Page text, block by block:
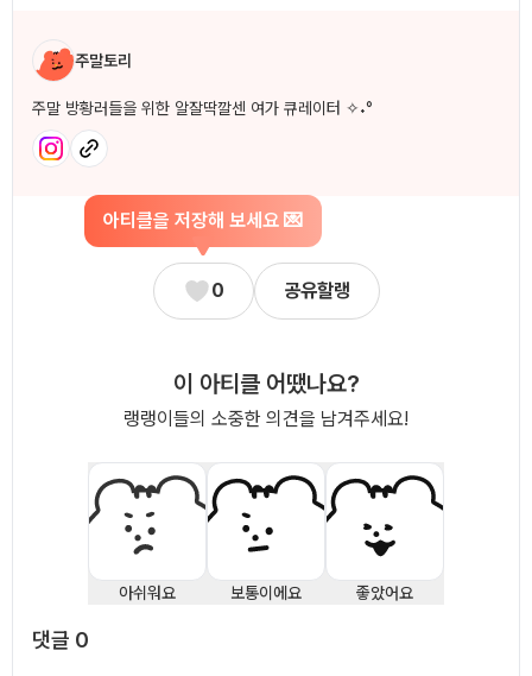
작성자 소개
주말토리
주말 방황러들을 위한 알잘딱깔센 여가 큐레이터 ✧˖°
아티클을 저장해 보세요 💌
0 공유할랭
이 아티클 어땠나요?
랭랭이들의 소중한 의견을 남겨주세요!
아쉬워요 보통이에요 좋았어요
댓글 0